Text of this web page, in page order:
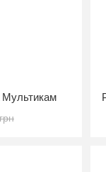
Мультикам